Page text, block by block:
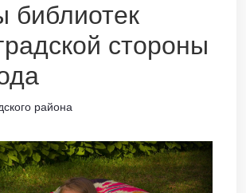
библиотек
стороны
района